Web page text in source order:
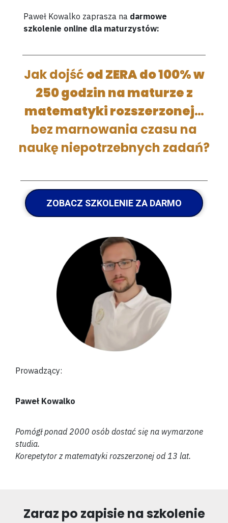
Paweł Kowalko zaprasza na darmowe
szkolenie online dla maturzystów:
Jak dojść od ZERA do 100% w
250 godzin na maturze z
matematyki rozszerzonej…
bez marnowania czasu na
naukę niepotrzebnych zadań?
ZOBACZ SZKOLENIE ZA DARMO
Prowadzący:
Paweł Kowalko
Pomógł ponad 2000 osób dostać się na wymarzone
studia.
Korepetytor z matematyki rozszerzonej od 13 lat.
Zaraz po zapisie na szkolenie